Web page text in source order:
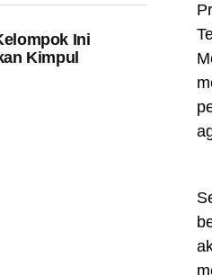
Ini
Kimpul